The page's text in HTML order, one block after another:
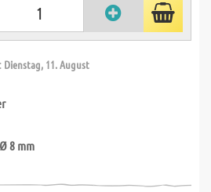
Dienstag, 11. August
Ø 8 mm